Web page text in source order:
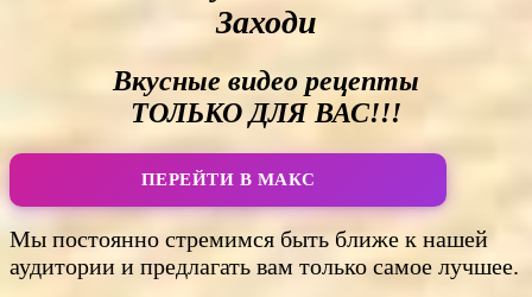
Заходи
Вкусные видео рецепты
ТОЛЬКО ДЛЯ ВАС!!!
ПЕРЕЙТИ В МАКС
Мы постоянно стремимся быть ближе к нашей
аудитории и предлагать вам только самое лучшее.